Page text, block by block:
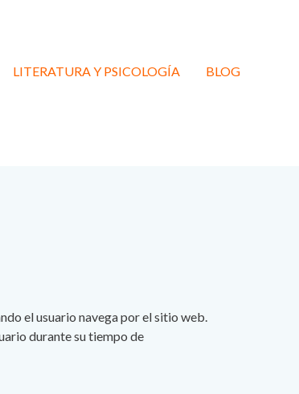
LITERATURA Y PSICOLOGÍA
BLOG
el usuario navega por el sitio web.
durante su tiempo de